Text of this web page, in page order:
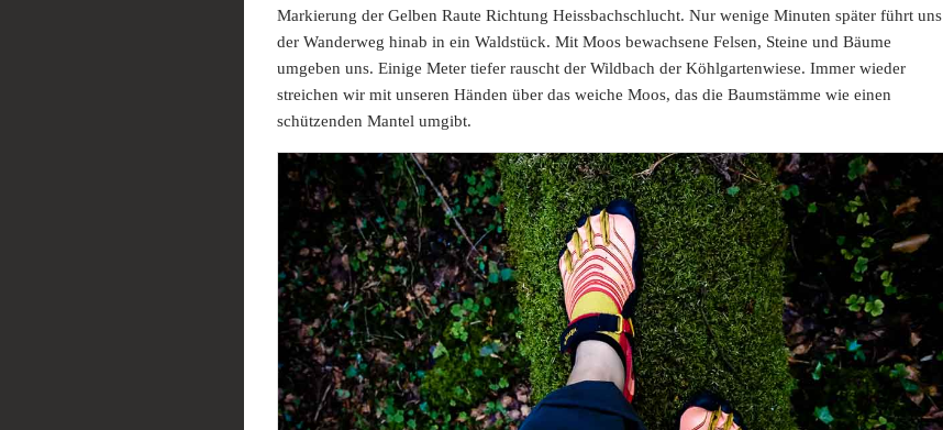
Markierung der Gelben Raute Richtung Heissbachschlucht. Nur wenige Minuten später führt uns
der Wanderweg hinab in ein Waldstück. Mit Moos bewachsene Felsen, Steine und Bäume
umgeben uns. Einige Meter tiefer rauscht der Wildbach der Köhlgartenwiese. Immer wieder
streichen wir mit unseren Händen über das weiche Moos, das die Baumstämme wie einen
schützenden Mantel umgibt.